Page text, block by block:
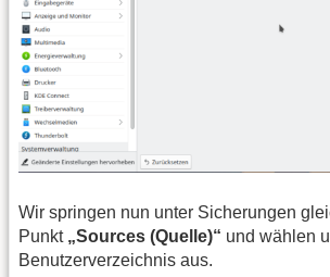
Wir springen nun unter Sicherungen
Punkt „Sources (Quelle)“ und wählen
Benutzerverzeichnis aus.